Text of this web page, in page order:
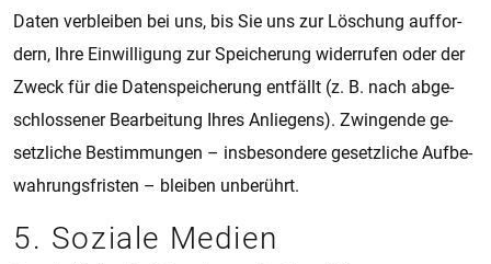
Daten ver­blei­ben bei uns, bis Sie uns zur Lö­schung auf­for­
dern, Ihre Ein­wil­li­gung zur Spei­che­rung wi­der­ru­fen oder der
Zweck für die Da­ten­spei­che­rung ent­fällt (z. B. nach ab­ge­
schlos­se­ner Be­a­r­bei­tung Ihres An­lie­gens). Zwin­gen­de ge­
setz­li­che Be­stim­mun­gen – ins­be­son­de­re ge­setz­li­che Auf­be­
wah­rungs­fris­ten – blei­ben un­be­rührt.
5. So­zi­a­le Me­di­en